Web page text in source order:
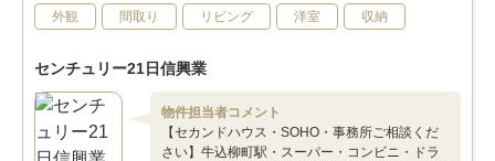
外観 間取り リビング 洋室 収納
センチュリー21日信興業
物件担当者コメント
【セカンドハウス・SOHO・事務所ご相談くだ
さい】牛込柳町駅・スーパー・コンビニ・ドラ